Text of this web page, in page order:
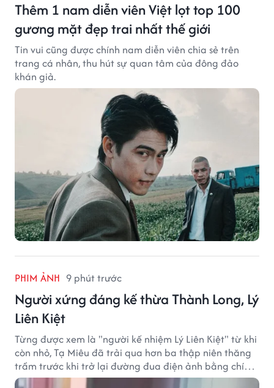
Thêm 1 nam diễn viên Việt lọt top 100
gương mặt đẹp trai nhất thế giới
Tin vui cũng được chính nam diễn viên chia sẻ trên
trang cá nhân, thu hút sự quan tâm của đông đảo
khán giả.
PHIM ẢNH 9 phút trước
Người xứng đáng kế thừa Thành Long, Lý
Liên Kiệt
Từng được xem là "người kế nhiệm Lý Liên Kiệt" từ khi
còn nhỏ, Tạ Miêu đã trải qua hơn ba thập niên thăng
trầm trước khi trở lại đường đua điện ảnh bằng chính
sở trường võ thuật.